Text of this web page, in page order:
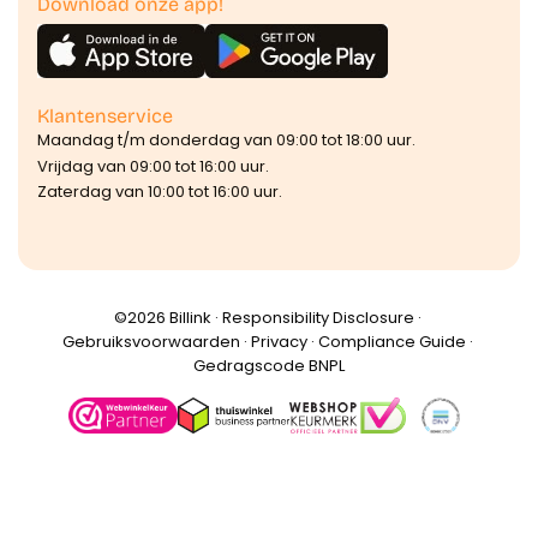
Klantenservice
Maandag t/m donderdag van 09:00 tot 18:00 uur.
Vrijdag van 09:00 tot 16:00 uur.
Zaterdag van 10:00 tot 16:00 uur.
©️2026 Billink · Responsibility Disclosure ·
Gebruiksvoorwaarden · Privacy· Compliance Guide ·
Gedragscode BNPL